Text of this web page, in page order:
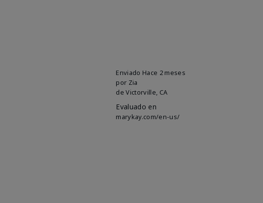
Enviado Hace 2 meses
por Zia
de Victorville, CA
Evaluado en
marykay.com/en-us/